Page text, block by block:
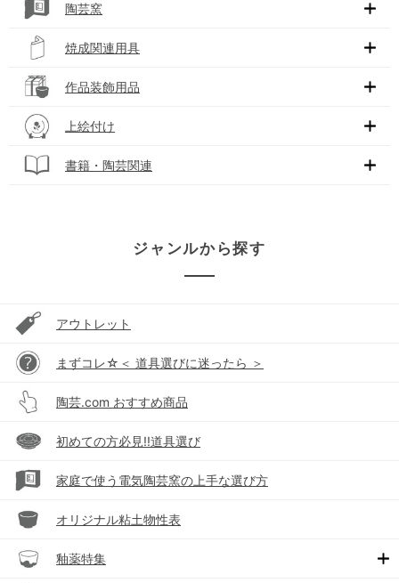
陶芸窯
焼成関連用具
作品装飾用品
上絵付け
書籍・陶芸関連
ジャンルから探す
アウトレット
まずコレ☆＜ 道具選びに迷ったら ＞
陶芸.com おすすめ商品
初めての方必見!!道具選び
家庭で使う電気陶芸窯の上手な選び方
オリジナル粘土物性表
釉薬特集